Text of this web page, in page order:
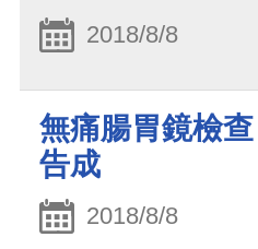
2018/8/8
無痛腸胃鏡檢
告成
2018/8/8